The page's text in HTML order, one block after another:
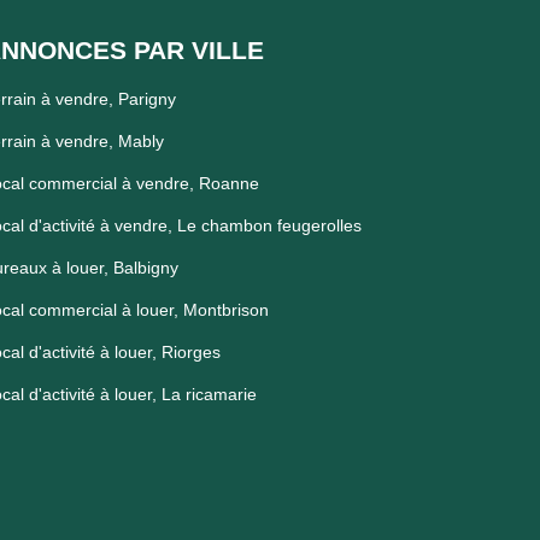
PAR VILLE
à vendre, Parigny
à vendre, Mably
commercial à vendre, Roanne
d'activité à vendre, Le chambon feugerolles
à louer, Balbigny
commercial à louer, Montbrison
d'activité à louer, Riorges
d'activité à louer, La ricamarie